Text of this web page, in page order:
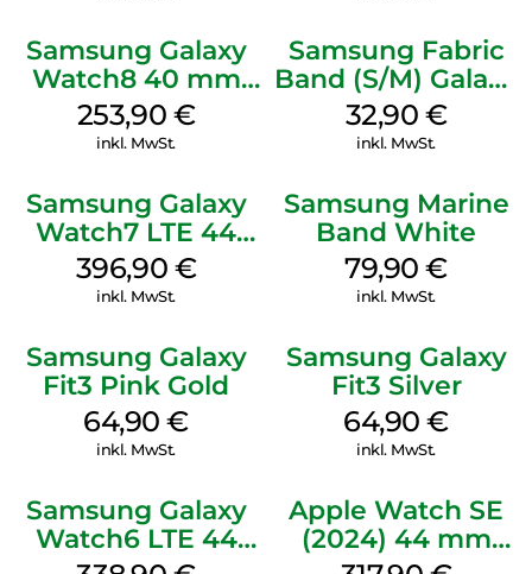
Samsung Galaxy
Watch8 40 mm
Graphite
253,90 €
inkl. MwSt.
Samsung Fabric
Band (S/M) Galaxy
Watch8/Watch8
Classic Red
32,90 €
inkl. MwSt.
Samsung Galaxy
Watch7 LTE 44
mm Green
396,90 €
inkl. MwSt.
Samsung Marine
Band White
79,90€
inkl. MwSt.
Samsung Galaxy
Fit3 Pink Gold
64,90€
inkl. MwSt.
Samsung Galaxy
Fit3 Silver
64,90€
inkl. MwSt.
Samsung Galaxy
Watch6 LTE 44
mm Graphite
Apple Watch SE
(2024) 44 mm
GPS + Cellular